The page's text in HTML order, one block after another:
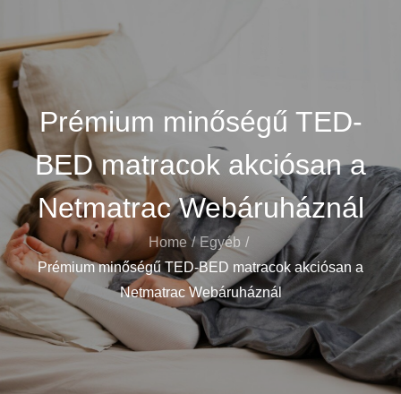
Prémium minőségű TED-
BED matracok akciósan a
Netmatrac Webáruháznál
Home
Egyéb
Prémium minőségű TED-BED matracok akciósan a
Netmatrac Webáruháznál